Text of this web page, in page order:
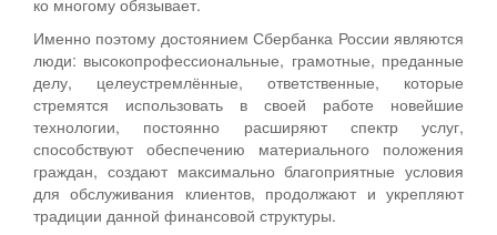
Именно поэтому достоянием Сбербанка России являются
люди: высокопрофессиональные, грамотные, преданные
делу, целеустремлённые, ответственные, которые
стремятся использовать в своей работе новейшие
технологии, постоянно расширяют спектр услуг,
способствуют обеспечению материального положения
граждан, создают максимально благоприятные условия
для обслуживания клиентов, продолжают и укрепляют
традиции данной финансовой структуры.